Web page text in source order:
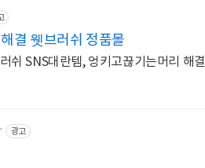
결 웻브러쉬 정품몰
쉬 SNS대란템, 엉키고끊기는머리 해결
광고